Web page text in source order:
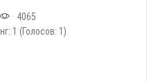
4065
1 (Голосов: 1 )